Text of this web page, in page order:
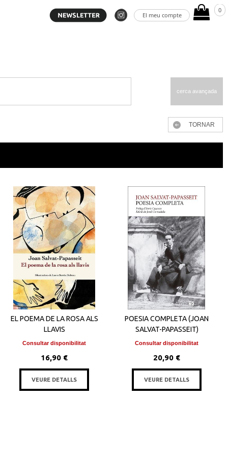
El meu compte
0
cerca avançada
TORNAR
EL POEMA DE LA ROSA ALS
LLAVIS
Consultar disponibilitat
16,90 €
VEURE DETALLS
POESIA COMPLETA (JOAN
SALVAT-PAPASSEIT)
Consultar disponibilitat
20,90 €
VEURE DETALLS